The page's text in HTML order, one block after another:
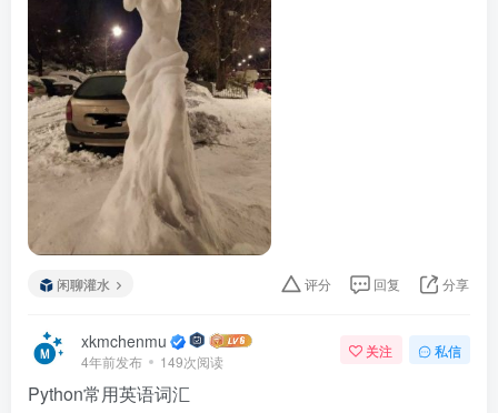
闲聊灌水 评分 回复 分享
xkmchenmu
4年前发布 149次阅读
关注 私信
Python常用英语词汇